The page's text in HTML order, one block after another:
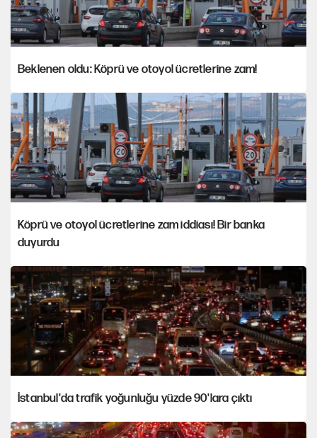
Beklenen oldu: Köprü ve otoyol ücretlerine zam!
Köprü ve otoyol ücretlerine zam iddiası! Bir banka
duyurdu
İstanbul'da trafik yoğunluğu yüzde 90'lara çıktı